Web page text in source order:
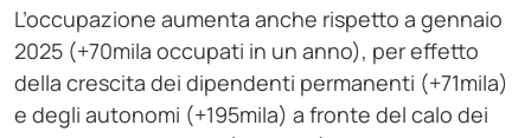
L’occupazione aumenta anche rispetto a gennaio
2025 (+70mila occupati in un anno), per effetto
della crescita dei dipendenti permanenti (+71mila)
e degli autonomi (+195mila) a fronte del calo dei